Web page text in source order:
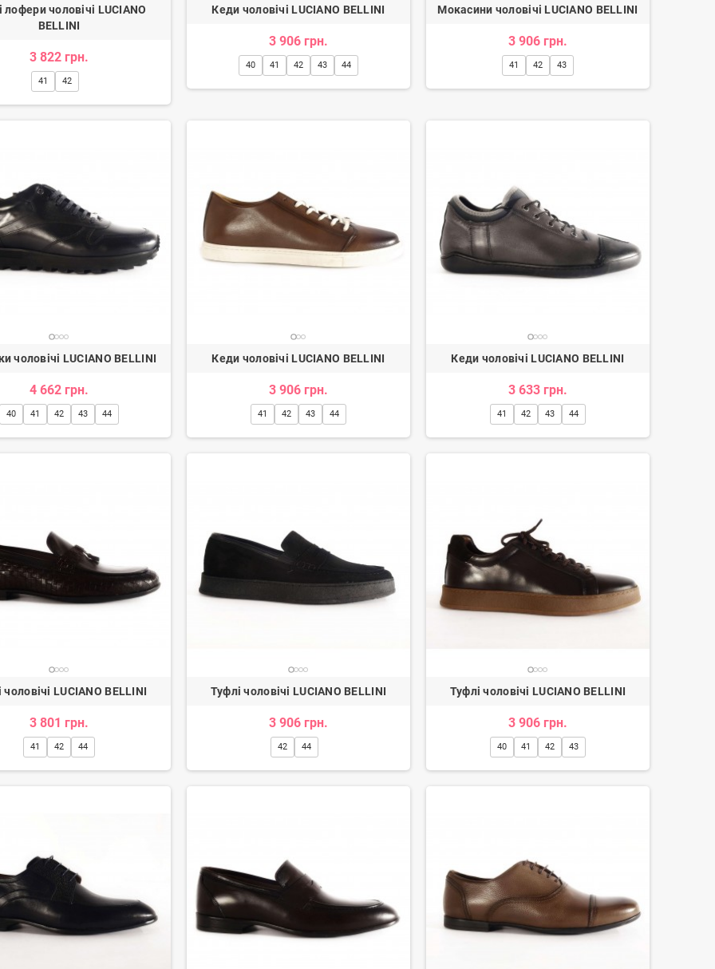
лофери чоловічі LUCIANO
BELLINI
3 822 грн.
41 42
Кеди чоловічі LUCIANO BELLINI
3 906 грн.
40 41 42 43 44
Мокасини чоловічі LUCIANO BELLINI
3 906 грн.
41 42 43
чоловічі LUCIANO BELLINI
4 662 грн.
40 41 42 43 44
Кеди чоловічі LUCIANO BELLINI
3 906 грн.
41 42 43 44
Кеди чоловічі LUCIANO BELLINI
3 633 грн.
41 42 43 44
чоловічі LUCIANO BELLINI
3 801 грн.
41 42 44
Туфлі чоловічі LUCIANO BELLINI
3 906 грн.
42 44
Туфлі чоловічі LUCIANO BELLINI
3 906 грн.
40 41 42 43